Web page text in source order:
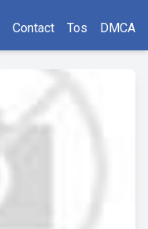
Contact Tos DMCA